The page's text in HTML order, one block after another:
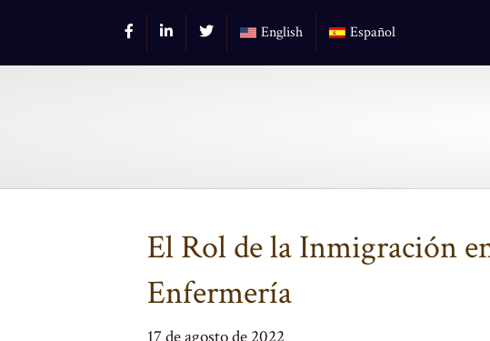
English Español
El Rol de la Inmigración
Enfermería